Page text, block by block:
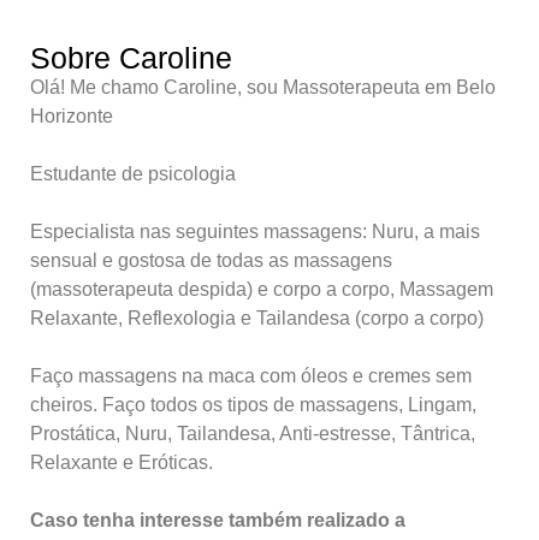
Sobre Caroline
Olá! Me chamo Caroline, sou Massoterapeuta em Belo
Horizonte
Estudante de psicologia
Especialista nas seguintes massagens: Nuru, a mais
sensual e gostosa de todas as massagens
(massoterapeuta despida) e corpo a corpo, Massagem
Relaxante, Reflexologia e Tailandesa (corpo a corpo)
Faço massagens na maca com óleos e cremes sem
cheiros. Faço todos os tipos de massagens, Lingam,
Prostática, Nuru, Tailandesa, Anti-estresse, Tântrica,
Relaxante e Eróticas.
Caso tenha interesse também realizado a